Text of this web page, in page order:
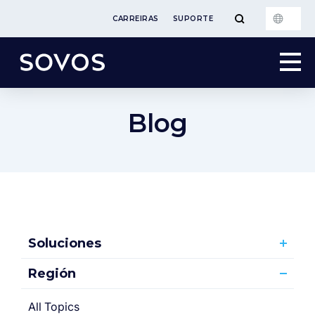
CARREIRAS SUPORTE
Blog
Soluciones
Región
All Topics